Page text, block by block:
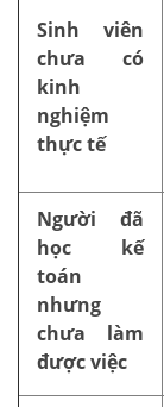
Sinh viên
chưa có
kinh
nghiệm
thực tế
Người đã
học kế
toán
nhưng
chưa làm
được việc